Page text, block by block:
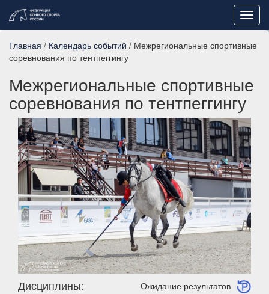
Главная / Календарь событий / Межрегиональные спортивные
соревнования по тентпеггингу
Межрегиональные спортивные
соревнования по тентпеггингу
Ожидание результатов
Дисциплины: